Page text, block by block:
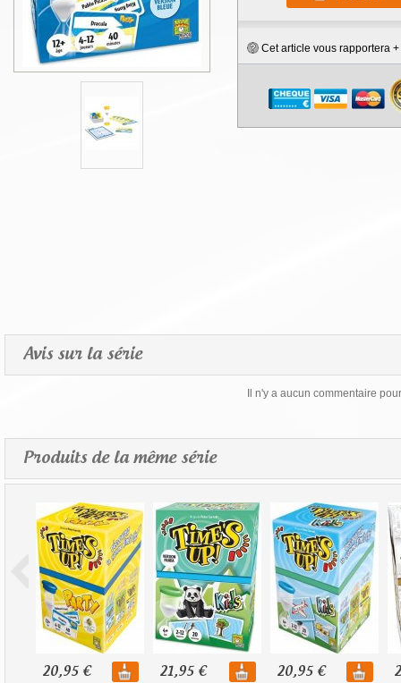
Cet article vous rapportera +
Avis sur la série
Il n'y a aucun commentaire
Produits de la même série
20,95 € 21,95 € 20,95 €